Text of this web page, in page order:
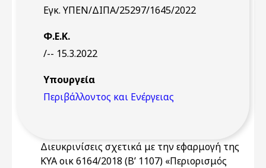
Εγκ. ΥΠΕΝ/ΔΙΠΑ/25297/1645/2022
Φ.Ε.Κ.
/-- 15.3.2022
Υπουργεία
Περιβάλλοντος και Ενέργειας
Διευκρινίσεις σχετικά με την εφαρμογή της
ΚΥΑ οικ 6164/2018 (Β’ 1107) «Περιορισμός